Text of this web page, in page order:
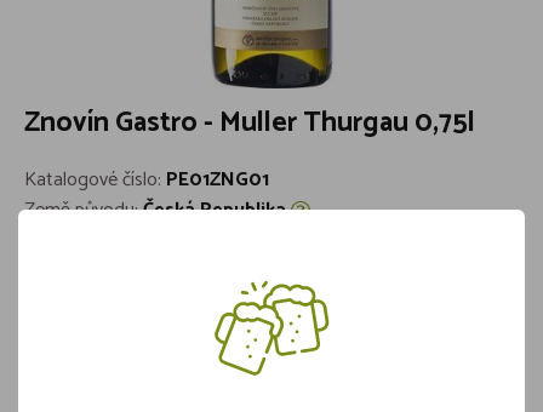
Znovín Gastro - Muller Thurgau 0,75l
Katalogové číslo: PE01ZNG01
Země původu:Česká Republika